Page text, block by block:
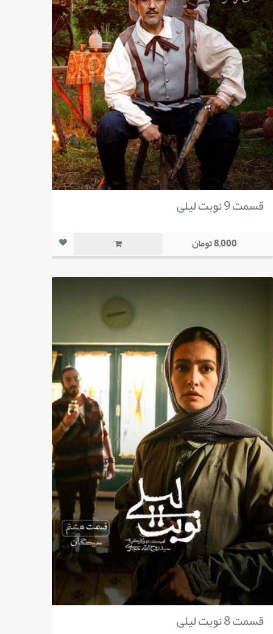
قسمت 9 نوبت لیلی
8,000 تومان
قسمت 8 نوبت لیلی